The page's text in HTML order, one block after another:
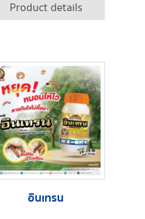
Product details
อินเทรน